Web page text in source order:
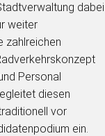
dabei
weiter
zahlreichen
Personal
diesen
vor
ein.